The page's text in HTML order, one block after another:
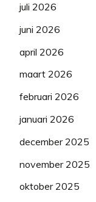
juli 2026
juni 2026
april 2026
maart 2026
februari 2026
januari 2026
december 2025
november 2025
oktober 2025